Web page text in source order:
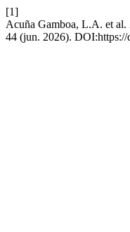
[1]
Acuña Gamboa, L.A. et al.
44 (jun. 2026).